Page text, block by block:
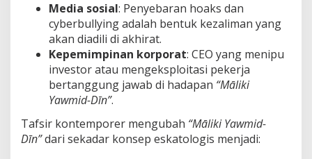
Media sosial: Penyebaran hoaks dan
cyberbullying adalah bentuk kezaliman yang
akan diadili di akhirat.
Kepemimpinan korporat: CEO yang menipu
investor atau mengeksploitasi pekerja
bertanggung jawab di hadapan “Māliki
Yawmid-Dīn”.
Tafsir kontemporer mengubah “Māliki Yawmid-
Dīn”dari sekadar konsep eskatologis menjadi: